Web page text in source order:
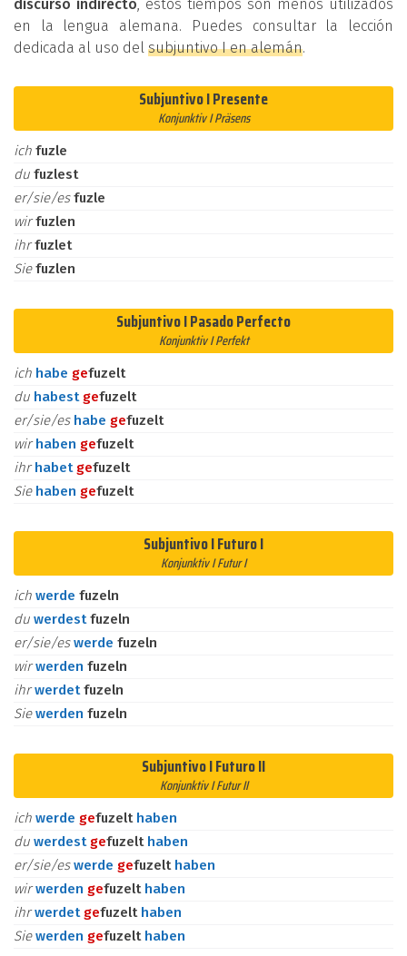
discurso indirecto, estos tiempos son menos utilizados
en la lengua alemana. Puedes consultar la lección
dedicada al uso del subjuntivo I en alemán.
Subjuntivo I Presente
Konjunktiv I Präsens
ich fuzle
du fuzlest
er/sie/esfuzle
wirfuzlen
ihrfuzlet
Siefuzlen
Subjuntivo I Pasado Perfecto
Konjunktiv I Perfekt
ich habe gefuzelt
du habest gefuzelt
er/sie/es habe gefuzelt
wirhaben gefuzelt
ihrhabet gefuzelt
Sie haben gefuzelt
Subjuntivo I Futuro I
Konjunktiv I Futur I
ich werde fuzeln
du werdestfuzeln
er/sie/eswerde fuzeln
wirwerden fuzeln
ihrwerdetfuzeln
Siewerden fuzeln
Subjuntivo I Futuro II
Konjunktiv I Futur II
ich werde gefuzelt haben
du werdest gefuzelt haben
er/sie/eswerde gefuzelt haben
wirwerden gefuzelt haben
ihrwerdet gefuzelt haben
Siewerden gefuzelt haben